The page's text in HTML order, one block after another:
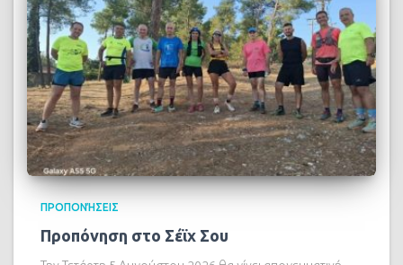
ΠΡΟΠΟΝΉΣΕΙΣ
Προπόνηση στο Σέϊχ Σου